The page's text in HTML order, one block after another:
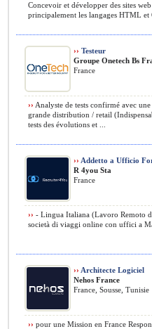
Concevoir et développer des sites
principalement les langages HTML et
›› Testeur
Groupe Onetech Bs
France
›› Analyste de tests confirmé avec
grande distribution / retail
tests des évolutions et ...
›› Addetto a Ufficio
R 4you Sta
France
›› - Lingua Italiana (Lavoro Remoto
società di viaggi online con uffici a
›› Architecte Logiciel
Nehos France
France, Sousse, Tunisie
›› pour une Mission en France